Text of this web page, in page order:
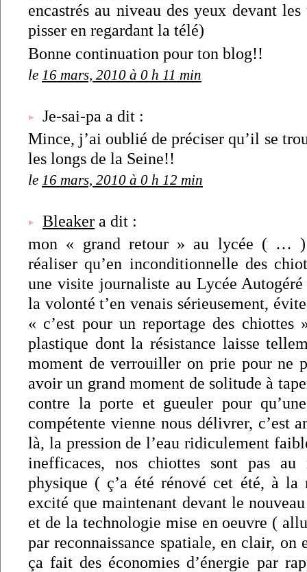
encastrés au niveau des yeux devant
pisser en regardant la télé)
Bonne continuation pour ton blog!!
le 16 mars, 2010 à 0 h 11 min
Je-sai-pa a dit :
Mince, j’ai oublié de préciser qu’il se
les longs de la Seine!!
le 16 mars, 2010 à 0 h 12 min
Bleaker a dit :
mon « grand retour » au lycée ( … )
réaliser qu’en inconditionnelle des
une visite journaliste au Lycée
la volonté t’en venais sérieusement,
« c’est pour un reportage des
plastique dont la résistance laisse
moment de verrouiller on prie pour ne
avoir un grand moment de solitude à
contre la porte et gueuler pour
compétente vienne nous délivrer, c’est
là, la pression de l’eau ridiculement
inefficaces, nos chiottes sont pas au
physique ( ç’a été rénové cet été, à la
excité que maintenant devant le
et de la technologie mise en oeuvre (
par reconnaissance spatiale, en clair, on
ça fait des économies d’énergie par